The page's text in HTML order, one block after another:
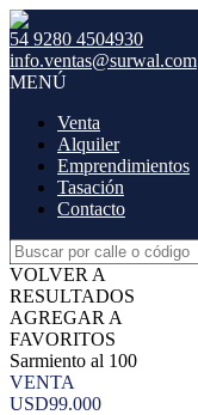
54 9280 4504930
info.ventas@surwal.com
MENÚ
Venta
Alquiler
Emprendimientos
Tasación
Contacto
VOLVER A
RESULTADOS
AGREGAR A
FAVORITOS
Sarmiento al 100
VENTA
USD99.000